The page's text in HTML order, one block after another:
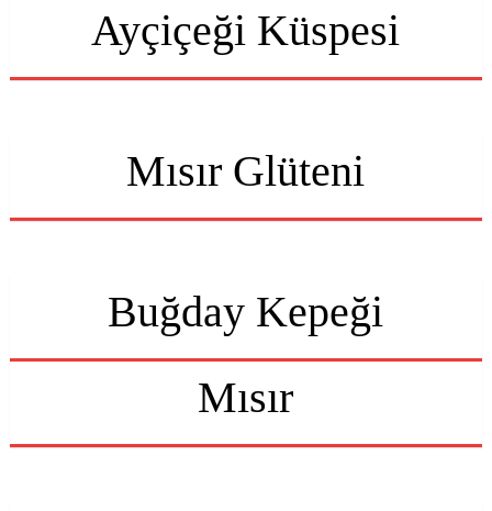
Ayçiçeği Küspesi
Mısır Glüteni
Buğday Kepeği
Mısır